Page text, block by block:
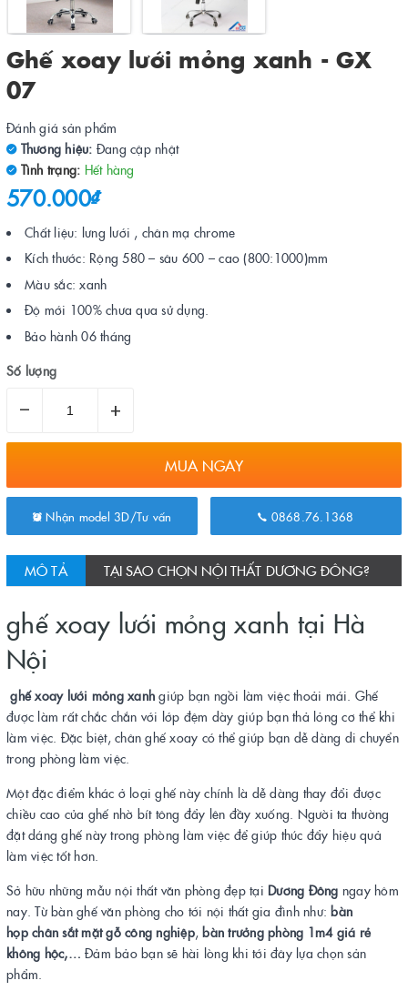
Ghế xoay lưới mỏng xanh - GX
07
Đánh giá sản phẩm
Thương hiệu: Đang cập nhật
Tình trạng: Hết hàng
570.000₫
Chất liệu: lưng lưới , chân mạ chrome
Kích thước: Rộng 580 – sâu 600 – cao (800:1000)mm
Màu sắc: xanh
Độ mới 100% chưa qua sử dụng.
Bảo hành 06 tháng
Số lượng
– +
MUA NGAY
Nhận model 3D/Tư vấn 0868.76.1368
MÔ TẢ TẠI SAO CHỌN NỘI THẤT DƯƠNG ĐÔNG?
ghế xoay lưới mỏng xanh tại Hà
Nội
ghế xoay lưới mỏng xanh giúp bạn ngồi làm việc thoải mái. Ghế
được làm rất chắc chắn với lớp đệm dày giúp bạn thả lỏng cơ thể khi
làm việc. Đặc biệt, chân ghế xoay có thể giúp bạn dễ dàng di chuyển
trong phòng làm việc.
Một đặc điểm khác ở loại ghế này chính là dễ dàng thay đổi được
chiều cao của ghế nhờ bít tông đẩy lên đầy xuống. Người ta thường
đặt dáng ghế này trong phòng làm việc để giúp thúc đẩy hiệu quả
làm việc tốt hơn.
Sở hữu những mẫu nội thất văn phòng đẹp tại Dương Đông ngay hôm
nay. Từ bàn ghế văn phòng cho tới nội thất gia đình như: bàn
họp chân sắt mặt gỗ công nghiệp, bàn trưởng phòng 1m4 giá rẻ
không hộc,… Đảm bảo bạn sẽ hài lòng khi tới đây lựa chọn sản
phẩm.